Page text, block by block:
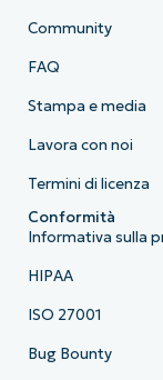
Community
FAQ
Stampa e media
Lavora con noi
Termini di licenza
Conformità
Informativa sulla
HIPAA
ISO 27001
Bug Bounty